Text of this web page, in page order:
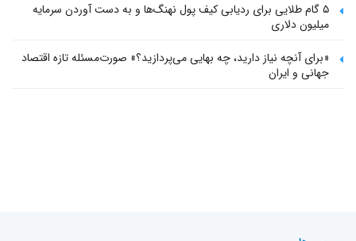
۵ گام طلایی برای ردیابی کیف پول‌ نهنگ‌ها و به دست آوردن سرمایه
میلیون دلاری
«برای آنچه نیاز دارید، چه بهایی می‌پردازید؟» صورت‌مسئله تازه اقتصاد
جهانی و ایران